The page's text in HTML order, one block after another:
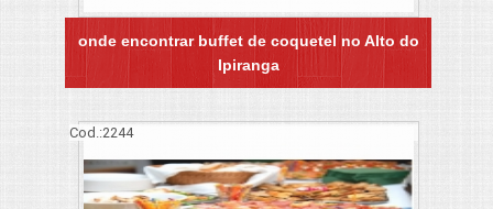
onde encontrar buffet de coquetel no Alto do
Ipiranga
Cod.:2244